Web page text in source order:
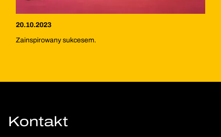
20.10.2023
Zainspirowany sukcesem.
Kontakt